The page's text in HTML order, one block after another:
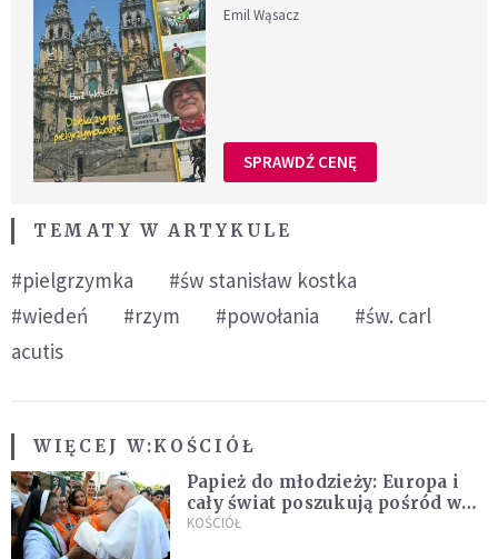
Emil Wąsacz
SPRAWDŹ CENĘ
TEMATY W ARTYKULE
#pielgrzymka
#św stanisław kostka
#wiedeń
#rzym #powołania
#św. carl
acutis
WIĘCEJ W:KOŚCIÓŁ
Papież do młodzieży: Europa i
cały świat poszukują pośród was
nowych świętych
KOŚCIÓŁ